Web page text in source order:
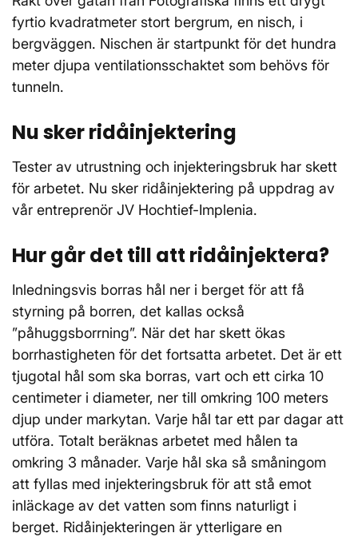
fyrtio kvadratmeter stort bergrum, en nisch, i
bergväggen. Nischen är startpunkt för det hundra
meter djupa ventilationsschaktet som behövs för
tunneln.
Nu sker ridåinjektering
Tester av utrustning och injekteringsbruk har skett
för arbetet. Nu sker ridåinjektering på uppdrag av
vår entreprenör JV Hochtief-Implenia.
Hur går det till att ridåinjektera?
Inledningsvis borras hål ner i berget för att få
styrning på borren, det kallas också
”påhuggsborrning”. När det har skett ökas
borrhastigheten för det fortsatta arbetet. Det är ett
tjugotal hål som ska borras, vart och ett cirka 10
centimeter i diameter, ner till omkring 100 meters
djup under markytan. Varje hål tar ett par dagar att
utföra. Totalt beräknas arbetet med hålen ta
omkring 3 månader. Varje hål ska så småningom
att fyllas med injekteringsbruk för att stå emot
inläckage av det vatten som finns naturligt i
berget. Ridåinjekteringen är ytterligare en